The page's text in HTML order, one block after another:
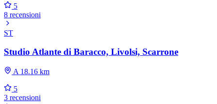
5
8 recensioni
ST
Studio Atlante di Baracco, Livolsi, Scarrone
A 18.16 km
5
3 recensioni